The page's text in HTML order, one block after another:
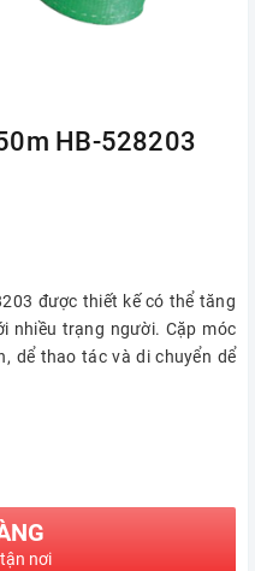
HB-528203
được thiết kế có thể tăng
nhiều trạng người. Cặp móc
dể thao tác và di chuyển dể
nơi